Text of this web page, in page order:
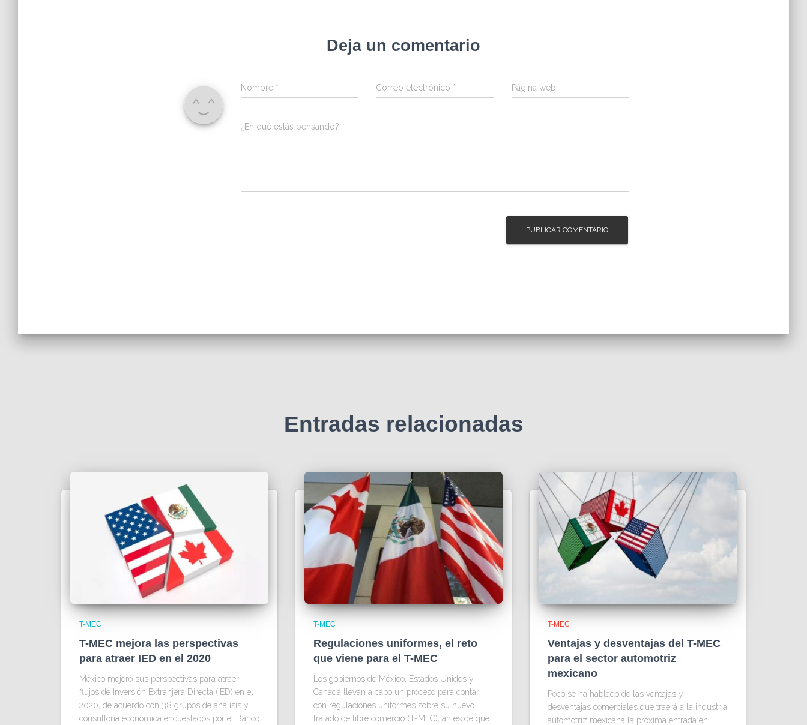
Deja un comentario
Nombre * Correo electrónico * Página web
¿En qué estás pensando?
Entradas relacionadas
T-MEC
T-MEC mejora las perspectivas
para atraer IED en el 2020
México mejoró sus perspectivas para atraer
flujos de Inversión Extranjera Directa (IED) en el
2020, de acuerdo con 38 grupos de análisis y
consultoría económica encuestados por el Banco
T-MEC
Regulaciones uniformes, el reto
que viene para el T-MEC
Los gobiernos de México, Estados Unidos y
Canadá llevan a cabo un proceso para contar
con regulaciones uniformes sobre su nuevo
tratado de libre comercio (T-MEC), antes de que
T-MEC
Ventajas y desventajas del T-MEC
para el sector automotriz
mexicano
Poco se ha hablado de las ventajas y
desventajas comerciales que traerá a la industria
automotriz mexicana la próxima entrada en